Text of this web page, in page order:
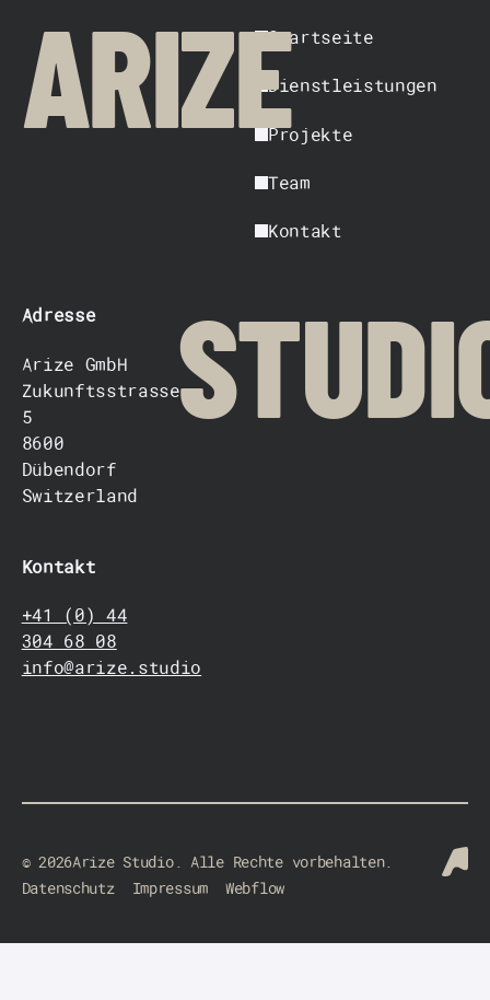
ARIZEStartseite
Dienstleistungen
Projekte
Team
Kontakt
Adresse
Arize GmbH
Zukunftsstrasse
5
8600
Dübendorf
Switzerland
Kontakt
+41 (0) 44
304 68 08
info@arize.studio
©2026Arize Studio. Alle Rechte vorbehalten.
Datenschutz
Impressum Webflow